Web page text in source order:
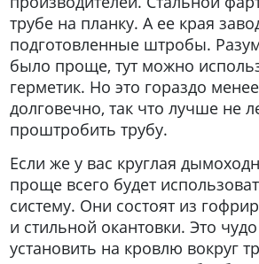
трубе на планку. А ее края
подготовленные штробы.
было проще, тут можно
герметик. Но это гораздо
долговечно, так что лучше не
проштробить трубу.
Если же у вас круглая
проще всего будет
систему. Они состоят из
и стильной окантовки. Это
установить на кровлю вокруг